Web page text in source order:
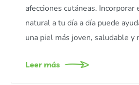
afecciones cutáneas. Incorporar
natural a tu día a día puede
una piel más joven, saludable y
Leer más